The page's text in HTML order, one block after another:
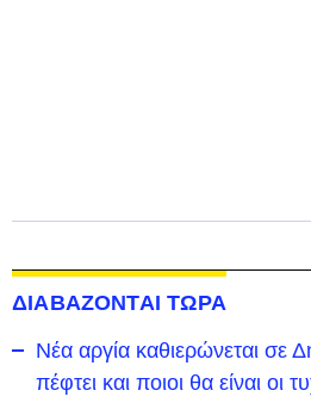
ΔΙΑΒΑΖΟΝΤΑΙ ΤΩΡΑ
Νέα αργία καθιερώνεται σε
πέφτει και ποιοι θα είναι οι